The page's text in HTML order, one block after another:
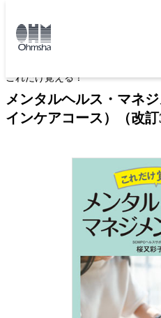
トップ
これだけ覚える！
メンタルヘルス・マネ
インケアコース）（改訂